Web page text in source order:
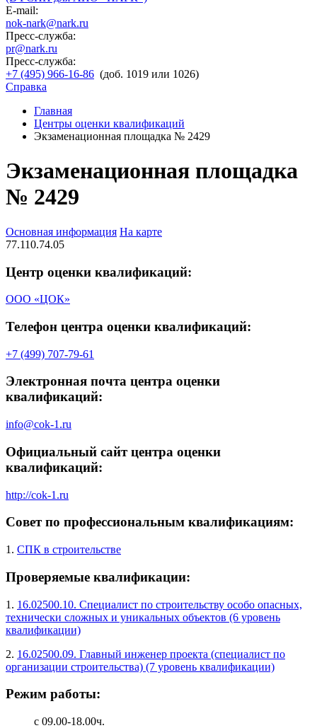
E-mail:
nok-nark@nark.ru
Пресс-служба:
pr@nark.ru
Пресс-служба:
+7 (495) 966-16-86 (доб. 1019 или 1026)
Справка
Главная
Центры оценки квалификаций
Экзаменационная площадка № 2429
Экзаменационная площадка
№ 2429
Основная информация На карте
77.110.74.05
Центр оценки квалификаций:
ООО «ЦОК»
Телефон центра оценки квалификаций:
+7 (499) 707-79-61
Электронная почта центра оценки
квалификаций:
info@cok-1.ru
Официальный сайт центра оценки
квалификаций:
http://cok-1.ru
Совет по профессиональным квалификациям:
1. СПК в строительстве
Проверяемые квалификации:
1. 16.02500.10. Специалист по строительству особо опасных,
технически сложных и уникальных объектов (6 уровень
квалификации)
2. 16.02500.09. Главный инженер проекта (специалист по
организации строительства) (7 уровень квалификации)
Режим работы:
с 09.00-18.00ч.